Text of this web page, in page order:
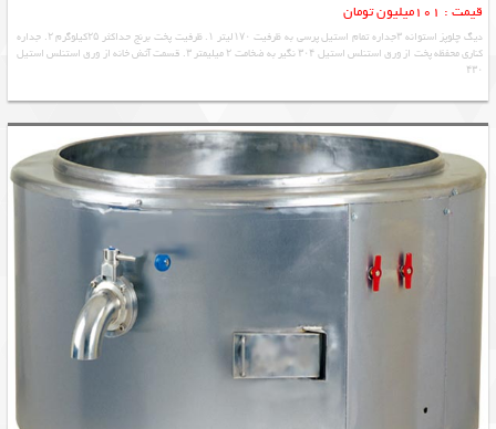
قیمت : 101میلیون تومان
دیگ چلوپز استوانه ۳جداره تمام استیل پرسی به ظرفیت ۱۷۰لیتر ۱. ظرفیت پخت برنج حداکثر ۲۵کیلوگرم ۲. جداره
کناری محفظه پخت از ورق استنلس استیل ۳۰۴ نگیر به ضخامت ۲ میلیمتر ۳. قسمت آتش خانه از ورق استنلس استیل
۴۳۰